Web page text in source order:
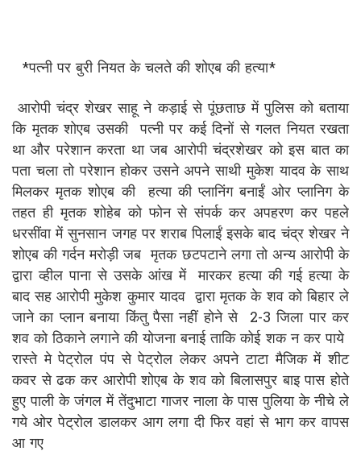
*पत्नी पर बुरी नियत के चलते की शोएब की हत्या*
आरोपी चंद्र शेखर साहू ने कड़ाई से पूंछताछ में पुलिस को बताया
कि मृतक शोएब उसकी पत्नी पर कई दिनों से गलत नियत रखता
था और परेशान करता था जब आरोपी चंद्रशेखर को इस बात का
पता चला तो परेशान होकर उसने अपने साथी मुकेश यादव के साथ
मिलकर मृतक शोएब की हत्या की प्लानिंग बनाईं ओर प्लानिग के
तहत ही मृतक शोहेब को फोन से संपर्क कर अपहरण कर पहले
धरसींवा में सुनसान जगह पर शराब पिलाईं इसके बाद चंद्र शेखर ने
शोएब की गर्दन मरोड़ी जब मृतक छटपटाने लगा तो अन्य आरोपी के
द्वारा व्हील पाना से उसके आंख में मारकर हत्या की गई हत्या के
बाद सह आरोपी मुकेश कुमार यादव द्वारा मृतक के शव को बिहार ले
जाने का प्लान बनाया किंतु पैसा नहीं होने से 2-3 जिला पार कर
शव को ठिकाने लगाने की योजना बनाई ताकि कोई शक न कर पाये
रास्ते मे पेट्रोल पंप से पेट्रोल लेकर अपने टाटा मैजिक में शीट
कवर से ढक कर आरोपी शोएब के शव को बिलासपुर बाइ पास होते
हुए पाली के जंगल में तेंदुभाटा गाजर नाला के पास पुलिया के नीचे ले
गये ओर पेट्रोल डालकर आग लगा दी फिर वहां से भाग कर वापस
आ गए